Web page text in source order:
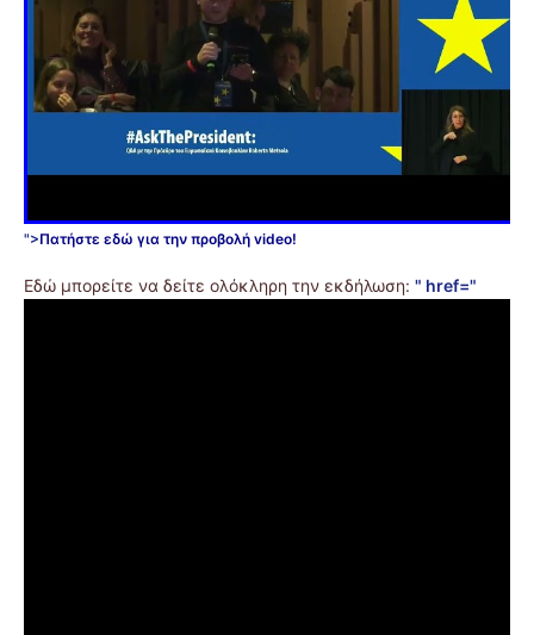
">Πατήστε εδώ για την προβολή video!
Εδώ μπορείτε να δείτε ολόκληρη την εκδήλωση: " href="